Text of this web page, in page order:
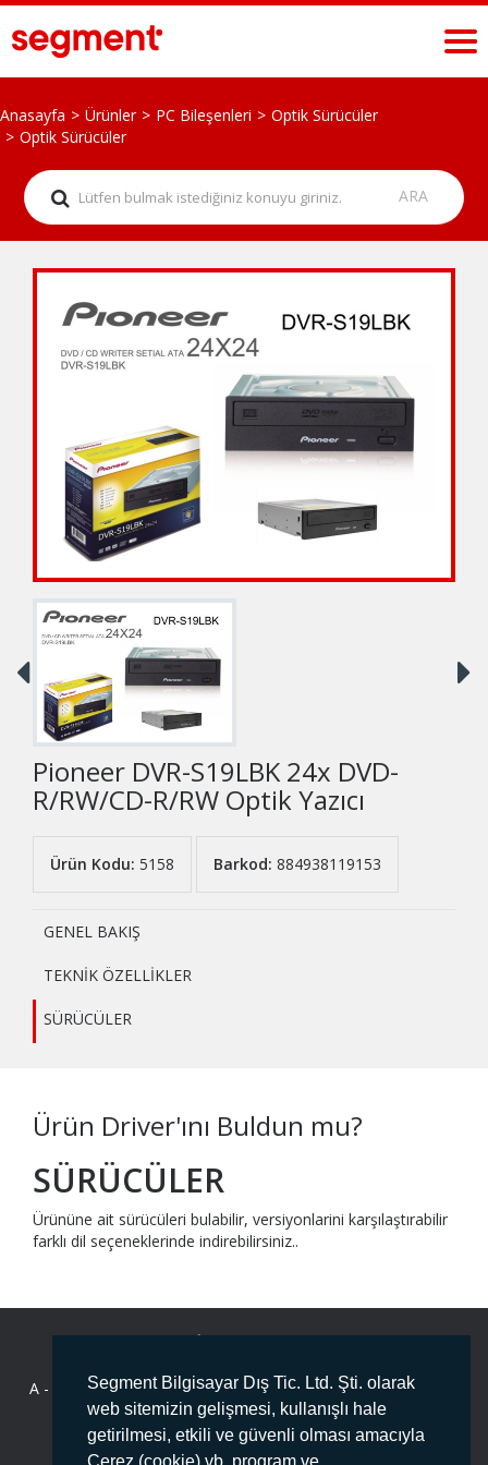
Segment Bilgisayar Dış Tic. Ltd. Şti. olarak
web sitemizin gelişmesi, kullanışlı hale
getirilmesi, etkili ve güvenli olması amacıyla
Anasayfa Ürünler PC Bileşenleri
Optik Sürücüler
Optik Sürücüler
Pioneer DVR-S19LBK 24x DVD-
R/RW/CD-R/RW Optik Yazıcı
Ürün Kodu: 5158 Barkod: 884938119153
GENEL BAKIŞ
TEKNİK ÖZELLİKLER
SÜRÜCÜLER
Ürün Driver'ını Buldun mu?
SÜRÜCÜLER
Ürününe ait sürücüleri bulabilir, versiyonlarini karşılaştırabilir
farklı dil seçeneklerinde indirebilirsiniz..
A -
Deliklikaya Mahallesi Fersah Caddesi No:136 İç Kapı No :1
ARNAVUTKÖY/İSTANBUL PK:34555
T - 444 78 99